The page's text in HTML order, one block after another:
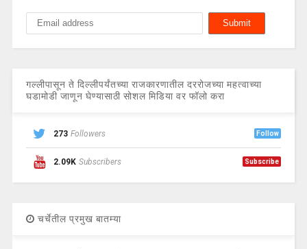
गल्लीपासून ते दिल्लीपर्यंतच्या राजकारणातील दररोजच्या महत्वाच्या
घडामोडी जाणून घेण्यासाठी सोशल मिडिया वर फॉलो करा
273 Followers Follow
2.09K Subscribers Subscribe
चर्चेतील प्रमुख बातम्या